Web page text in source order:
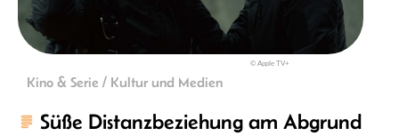
© Apple TV+
Kino & Serie / Kultur und Medien
Süße Distanzbeziehung am Abgrund